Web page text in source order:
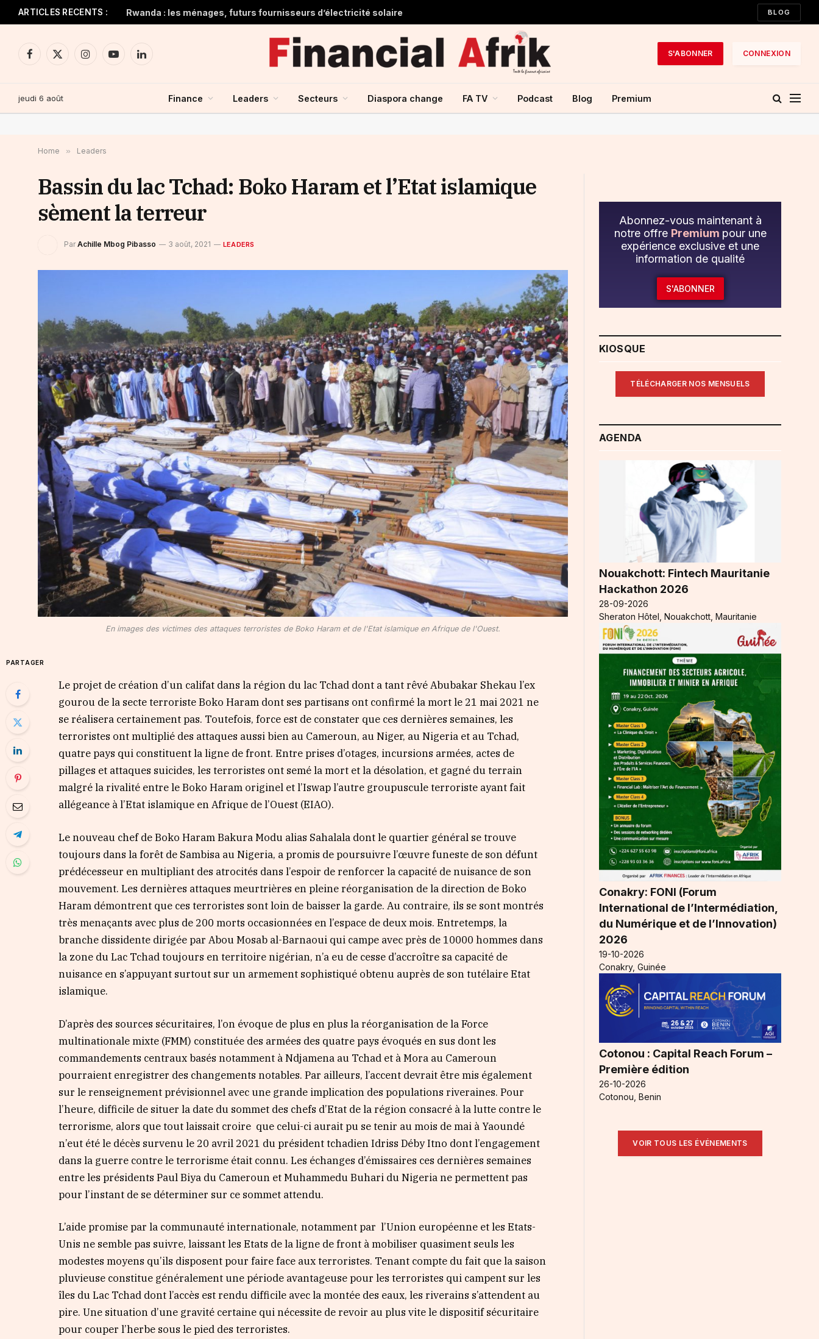
ARTICLES RECENTS : Rwanda : les ménages, futurs fournisseurs d’électricité solaire BLOG
Facebook
X
InstagramYouTubeLinkedIn
S'ABONNER CONNEXION
jeudi 6 août Finance Leaders Secteurs Diaspora change FA TV Podcast Blog Premium
Home » Leaders
Bassin du lac Tchad: Boko Haram et l’Etat islamique
sèment la terreur
Par Achille Mbog Pibasso 3 août, 2021 LEADERS
En images des victimes des attaques terroristes de Boko Haram et de l'Etat islamique en Afrique de l'Ouest.
PARTAGER
Le projet de création d’un califat dans la région du lac Tchad dont a tant rêvé Abubakar Shekau l’ex
gourou de la secte terroriste Boko Haram dont ses partisans ont confirmé la mort le 21 mai 2021 ne
se réalisera certainement pas. Toutefois, force est de constater que ces dernières semaines, les
terroristes ont multiplié des attaques aussi bien au Cameroun, au Niger, au Nigeria et au Tchad,
quatre pays qui constituent la ligne de front. Entre prises d’otages, incursions armées, actes de
pillages et attaques suicides, les terroristes ont semé la mort et la désolation, et gagné du terrain
malgré la rivalité entre le Boko Haram originel et l’Iswap l’autre groupuscule terroriste ayant fait
allégeance à l’Etat islamique en Afrique de l’Ouest (EIAO).
Le nouveau chef de Boko Haram Bakura Modu alias Sahalala dont le quartier général se trouve
toujours dans la forêt de Sambisa au Nigeria, a promis de poursuivre l’œuvre funeste de son défunt
prédécesseur en multipliant des atrocités dans l’espoir de renforcer la capacité de nuisance de son
mouvement. Les dernières attaques meurtrières en pleine réorganisation de la direction de Boko
Haram démontrent que ces terroristes sont loin de baisser la garde. Au contraire, ils se sont montrés
très menaçants avec plus de 200 morts occasionnées en l’espace de deux mois. Entretemps, la
branche dissidente dirigée par Abou Mosab al-Barnaoui qui campe avec près de 10000 hommes dans
la zone du Lac Tchad toujours en territoire nigérian, n’a eu de cesse d’accroître sa capacité de
nuisance en s’appuyant surtout sur un armement sophistiqué obtenu auprès de son tutélaire Etat
islamique.
D’après des sources sécuritaires, l’on évoque de plus en plus la réorganisation de la Force
multinationale mixte (FMM) constituée des armées des quatre pays évoqués en sus dont les
commandements centraux basés notamment à Ndjamena au Tchad et à Mora au Cameroun
pourraient enregistrer des changements notables. Par ailleurs, l’accent devrait être mis également
sur le renseignement prévisionnel avec une grande implication des populations riveraines. Pour
l’heure, difficile de situer la date du sommet des chefs d’Etat de la région consacré à la lutte contre le
terrorisme, alors que tout laissait croire que celui-ci aurait pu se tenir au mois de mai à Yaoundé
n’eut été le décès survenu le 20 avril 2021 du président tchadien Idriss Déby Itno dont l’engagement
dans la guerre contre le terrorisme était connu. Les échanges d’émissaires ces dernières semaines
entre les présidents Paul Biya du Cameroun et Muhammedu Buhari du Nigeria ne permettent pas
pour l’instant de se déterminer sur ce sommet attendu.
L’aide promise par la communauté internationale, notamment par l’Union européenne et les Etats-
Unis ne semble pas suivre, laissant les Etats de la ligne de front à mobiliser quasiment seuls les
modestes moyens qu’ils disposent pour faire face aux terroristes. Tenant compte du fait que la saison
pluvieuse constitue généralement une période avantageuse pour les terroristes qui campent sur les
îles du Lac Tchad dont l’accès est rendu difficile avec la montée des eaux, les riverains s’attendent au
pire. Une situation d’une gravité certaine qui nécessite de revoir au plus vite le dispositif sécuritaire
pour couper l’herbe sous le pied des terroristes.
Abonnez-vous maintenant à
notre offre Premium pour une
expérience exclusive et une
information de qualité
S'ABONNER
KIOSQUE
TÉLÉCHARGER NOS MENSUELS
AGENDA
Nouakchott: Fintech Mauritanie
Hackathon 2026
28-09-2026
Sheraton Hôtel, Nouakchott, Mauritanie
Conakry: FONI (Forum
International de l’Intermédiation,
du Numérique et de l’Innovation)
2026
19-10-2026
Conakry, Guinée
Cotonou : Capital Reach Forum –
Première édition
26-10-2026
Cotonou, Benin
VOIR TOUS LES ÉVÉNEMENTS